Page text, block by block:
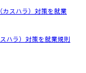
ハラ）対策を就業規則